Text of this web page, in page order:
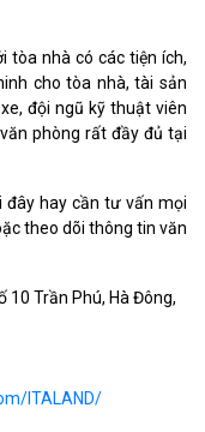
tòa nhà có các tiện ích,
cho tòa nhà, tài sản
đội ngũ kỹ thuật viên
phòng rất đầy đủ tại
đây hay cần tư vấn mọi
theo dõi thông tin văn
10 Trần Phú, Hà Đông,
ITALAND/